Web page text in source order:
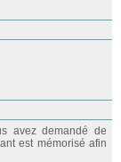
avez demandé de
est mémorisé afin